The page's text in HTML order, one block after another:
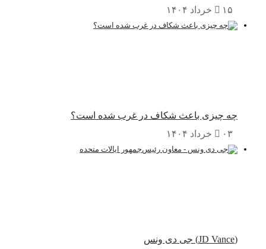
چه چیزی باعث شکاف در غرب شده است؟